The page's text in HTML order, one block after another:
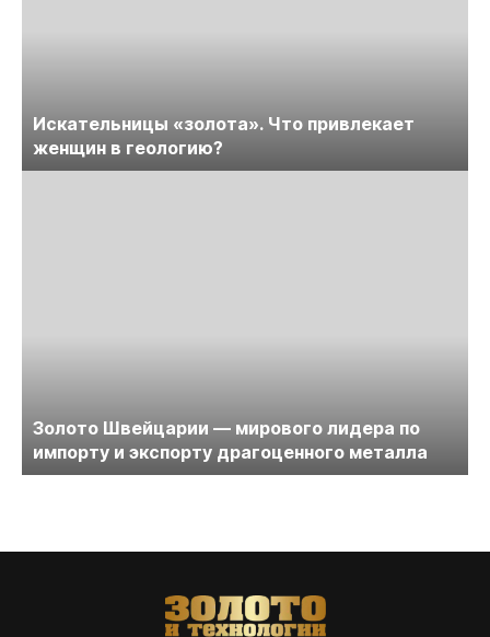
Искательницы «золота». Что привлекает
женщин в геологию?
Золото Швейцарии — мирового лидера по
импорту и экспорту драгоценного металла